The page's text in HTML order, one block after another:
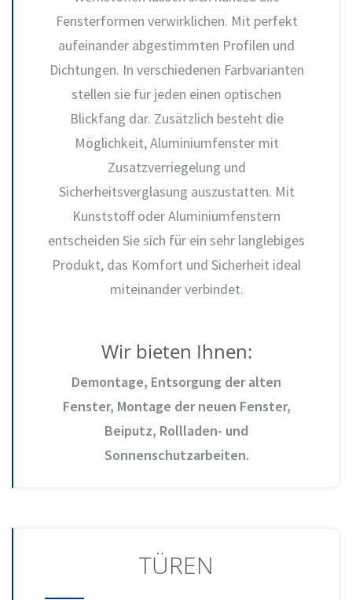
Fensterformen verwirklichen. Mit perfekt
aufeinander abgestimmten Profilen und
Dichtungen. In verschiedenen Farbvarianten
stellen sie für jeden einen optischen
Blickfang dar. Zusätzlich besteht die
Möglichkeit, Aluminiumfenster mit
Zusatzverriegelung und
Sicherheitsverglasung auszustatten. Mit
Kunststoff oder Aluminiumfenstern
entscheiden Sie sich für ein sehr langlebiges
Produkt, das Komfort und Sicherheit ideal
miteinander verbindet.
Wir bieten Ihnen:
Demontage, Entsorgung der alten
Fenster, Montage der neuen Fenster,
Beiputz, Rollladen- und
Sonnenschutzarbeiten.
TÜREN